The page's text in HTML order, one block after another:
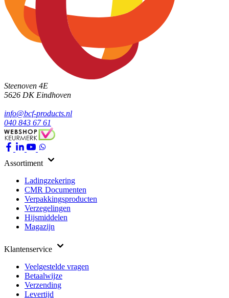
Steenoven 4E
5626 DK Eindhoven
info@bcf-products.nl
040 843 67 61
Assortiment
Ladingzekering
CMR Documenten
Verpakkingsproducten
Verzegelingen
Hijsmiddelen
Magazijn
Klantenservice
Veelgestelde vragen
Betaalwijze
Verzending
Levertijd